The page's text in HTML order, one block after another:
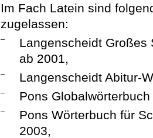
Im Fach Latein sind
zugelassen:
–
Langenscheidt Großes
ab 2001,
– Langenscheidt Abitur-
– Pons
–
Pons Wörterbuch für
2003,